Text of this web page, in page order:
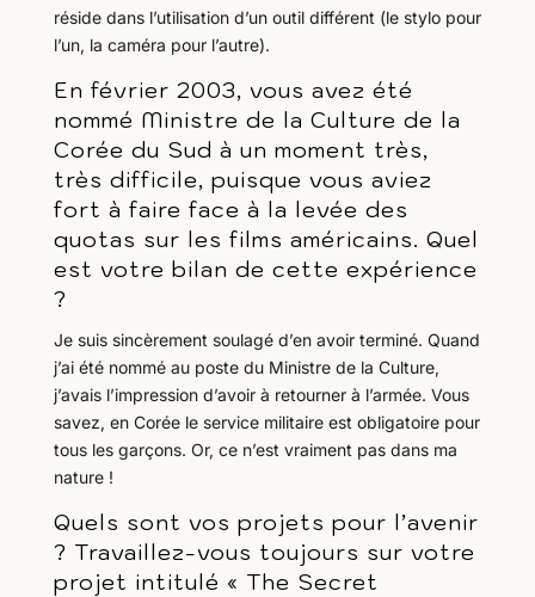
réside dans l’utilisation d’un outil différent (le stylo pour
l’un, la caméra pour l’autre).
En février 2003, vous avez été
nommé Ministre de la Culture de la
Corée du Sud à un moment très,
très difficile, puisque vous aviez
fort à faire face à la levée des
quotas sur les films américains. Quel
est votre bilan de cette expérience
?
Je suis sincèrement soulagé d’en avoir terminé. Quand
j’ai été nommé au poste du Ministre de la Culture,
j’avais l’impression d’avoir à retourner à l’armée. Vous
savez, en Corée le service militaire est obligatoire pour
tous les garçons. Or, ce n’est vraiment pas dans ma
nature !
Quels sont vos projets pour l’avenir
? Travaillez-vous toujours sur votre
projet intitulé « The Secret